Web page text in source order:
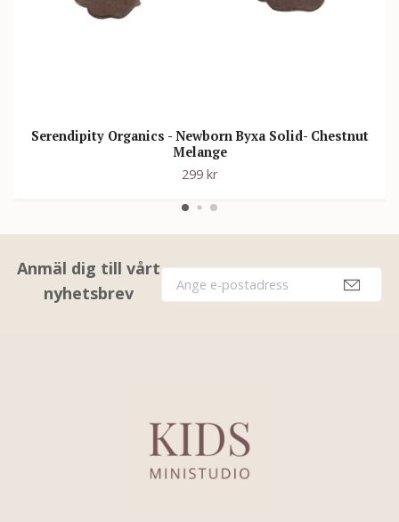
Serendipity Organics - Newborn Byxa Solid- Chestnut
Melange
299 kr
Anmäl dig till vårt
nyhetsbrev